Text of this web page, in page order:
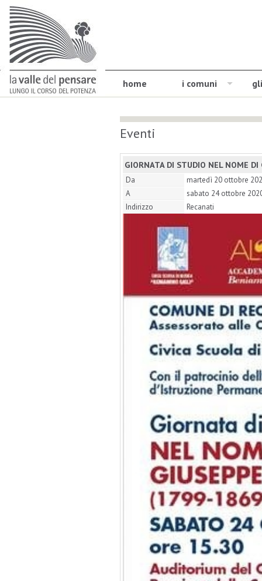
home i comuni
Eventi
GIORNATA DI STUDIO NEL NOME
Da
martedì 20 ottobre
A
sabato 24 ottobre
Indirizzo
Recanati